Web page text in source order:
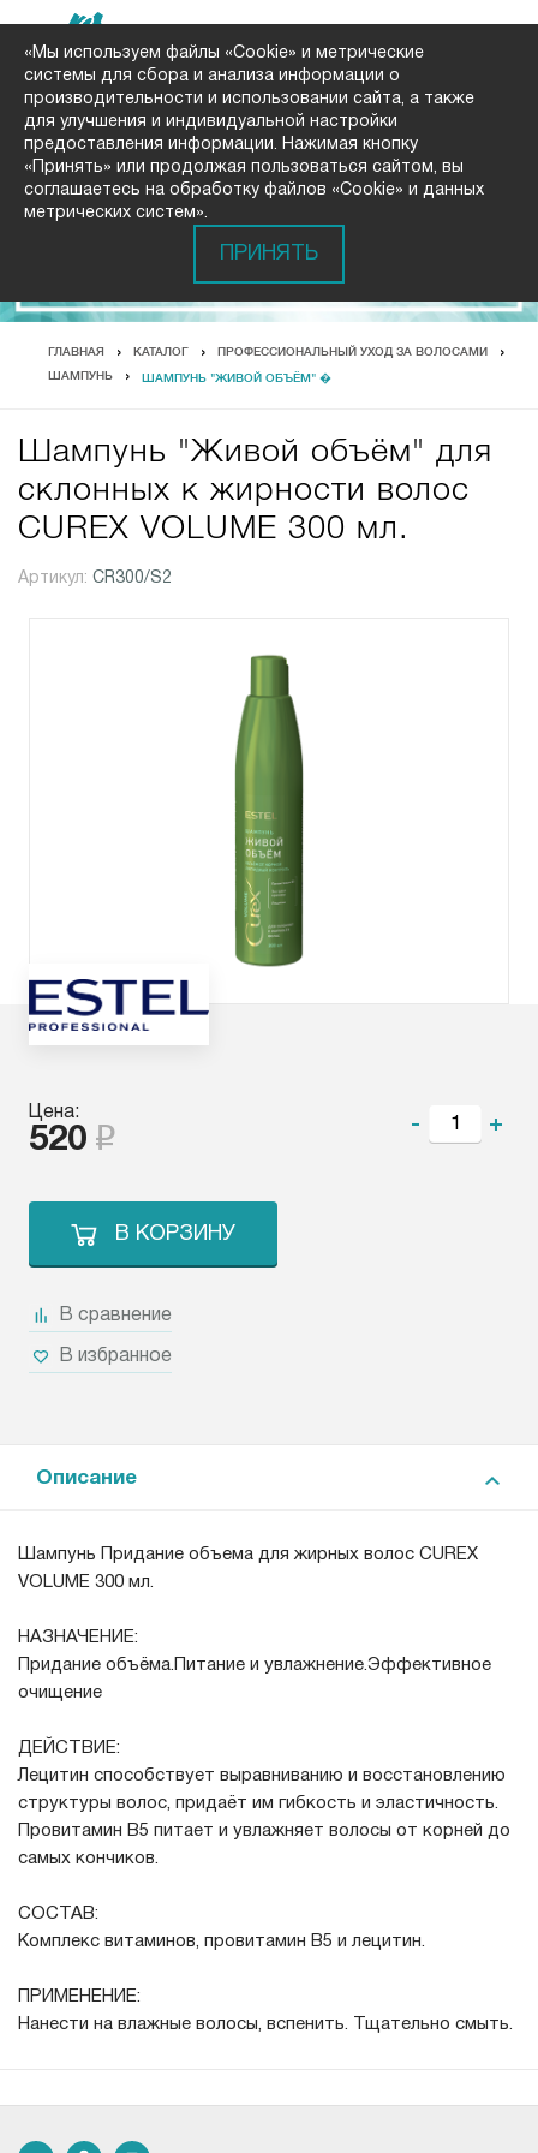
ГЛАВНАЯ КАТАЛОГ ПРОФЕССИОНАЛЬНЫЙ УХОД ЗА ВОЛОСАМИ
ШАМПУНЬ ШАМПУНЬ "ЖИВОЙ ОБЪЁМ" �
Шампунь "Живой объём" для
склонных к жирности волос
CUREX VOLUME 300 мл.
Артикул: CR300/S2
Цена:
520
- +
В КОРЗИНУ
В сравнение
В избранное
Описание
Шампунь Придание объема для жирных волос CUREX
VOLUME 300 мл.
НАЗНАЧЕНИЕ:
Придание объёма.Питание и увлажнение.Эффективное
очищение
ДЕЙСТВИЕ:
Лецитин способствует выравниванию и восстановлению
структуры волос, придаёт им гибкость и эластичность.
Провитамин В5 питает и увлажняет волосы от корней до
самых кончиков.
СОСТАВ:
Комплекс витаминов, провитамин В5 и лецитин.
ПРИМЕНЕНИЕ:
Нанести на влажные волосы, вспенить. Тщательно смыть.
«Мы используем файлы «Cookie» и метрические
системы для сбора и анализа информации о
производительности и использовании сайта, а также
для улучшения и индивидуальной настройки
предоставления информации. Нажимая кнопку
«Принять» или продолжая пользоваться сайтом, вы
соглашаетесь на обработку файлов «Cookie» и данных
метрических систем».
ПРИНЯТЬ